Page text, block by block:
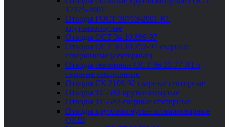
17375-2001
Отводы ГОСТ 30753-2001 R1
крутоизогнутые
Отводы ОСТ 34.10.699-97
Отводы ОСТ 34.10.752-97 сварные
секционные (секторные)
Отводы секторные ОСТ 36-21-77 R1.5
сварные секционные
Отводы СК 2109-92 сварные секторные
Отводы ТС-582 крутоизогнутые
Отводы ТС-583 сварные секторные
Отводы крутоизогнутые штампосварные
ОКШ